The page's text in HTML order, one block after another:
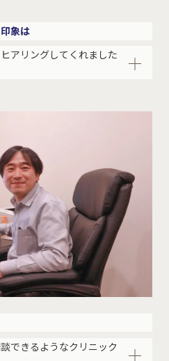
象は
アリングしてくれました
できるようなクリニック